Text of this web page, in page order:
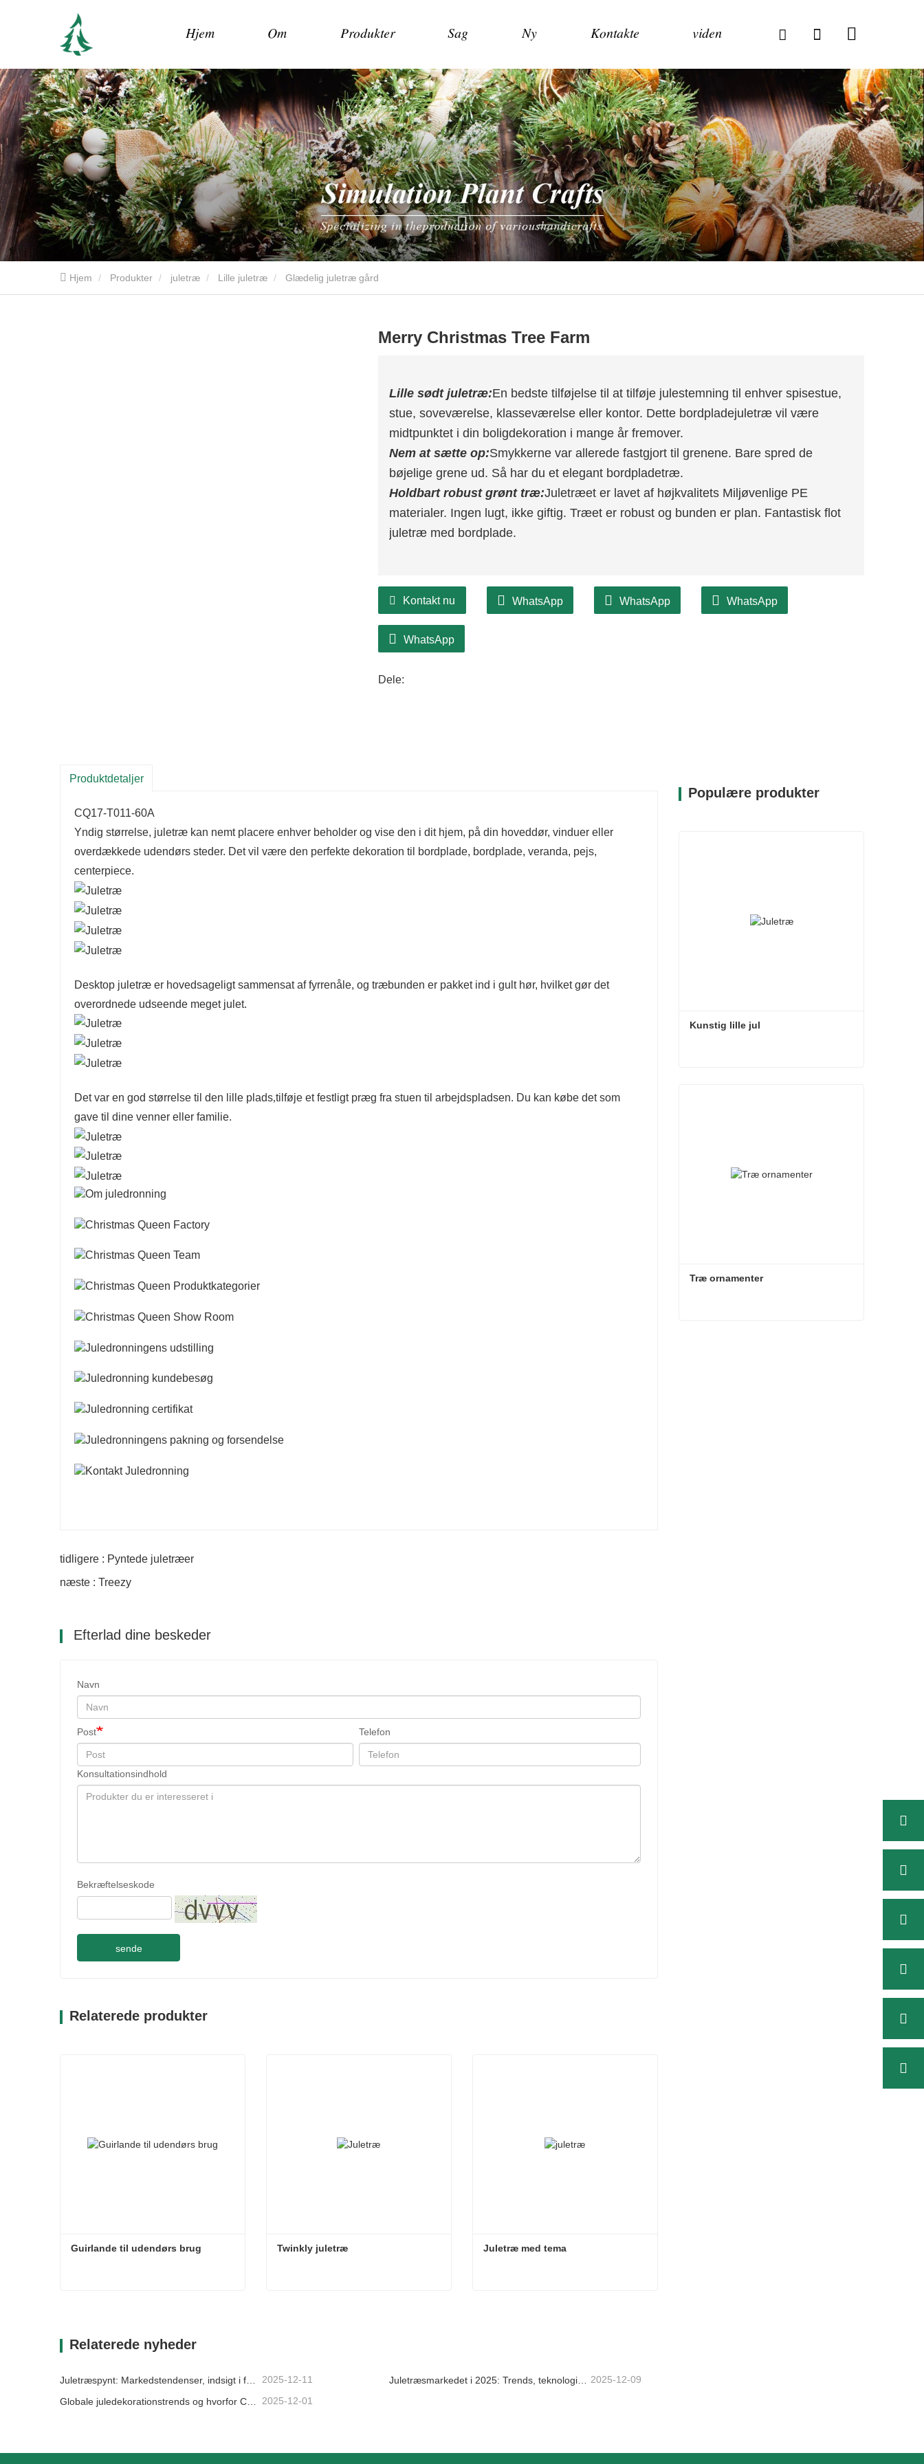
Hjem Om Produkter Sag Ny Kontakte viden
Hjem Produkter juletræ Lille juletræ Glædelig juletræ gård
Merry Christmas Tree Farm
Lille sødt juletræ:En bedste tilføjelse til at tilføje julestemning til enhver spisestue,
stue, soveværelse, klasseværelse eller kontor. Dette bordpladejuletræ vil være
midtpunktet i din boligdekoration i mange år fremover.
Nem at sætte op:Smykkerne var allerede fastgjort til grenene. Bare spred de
bøjelige grene ud. Så har du et elegant bordpladetræ.
Holdbart robust grønt træ:Juletræet er lavet af højkvalitets Miljøvenlige PE
materialer. Ingen lugt, ikke giftig. Træet er robust og bunden er plan. Fantastisk flot
juletræ med bordplade.
Kontakt nu WhatsApp WhatsApp WhatsApp
WhatsApp
Dele:
Produktdetaljer
CQ17-T011-60A
Yndig størrelse, juletræ kan nemt placere enhver beholder og vise den i dit hjem, på din hoveddør, vinduer eller
overdækkede udendørs steder. Det vil være den perfekte dekoration til bordplade, bordplade, veranda, pejs,
centerpiece.
Desktop juletræ er hovedsageligt sammensat af fyrrenåle, og træbunden er pakket ind i gult hør, hvilket gør det
overordnede udseende meget julet.
Det var en god størrelse til den lille plads,tilføje et festligt præg fra stuen til arbejdspladsen. Du kan købe det som
gave til dine venner eller familie.
tidligere : Pyntede juletræer
næste : Treezy
Efterlad dine beskeder
Navn
Post Telefon
Konsultationsindhold
Bekræftelseskode
sende
Relaterede produkter
Guirlande til udendørs brug Twinkly juletræ Juletræ med tema
Relaterede nyheder
2025-12-11 Juletræsmarkedet i 2025: Trends, teknologier og indkøbsguide til B2B-købere 2025-12-09
Globale juledekorationstrends og hvorfor Christmas Queen fortsat fører an på markedet 2025-12-01
Populære produkter
Kunstig lille jul
Træ ornamenter